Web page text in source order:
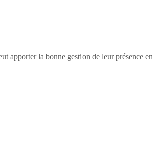
apporter la bonne gestion de leur présence en